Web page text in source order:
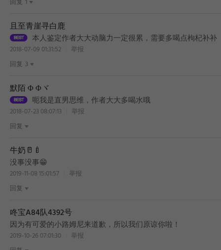
BEST
回复 1
且至青崖寻白鹿
本人鉴定作者大大动脑力一定很累，需要多喝点枸杞补补
2018-07-09 01:31:52
举报
回复 3
默陌 Φ Φヾ
呃我是直男思维，作者大大多喝水哦
2018-07-23 08:07:13
举报
回复
牛奶🥛🍼
没事没事😁
2019-11-08 15:01:57
举报
回复
咚宝A84队4392号
因为有可爱的小路姆尼来道歉，所以我们原谅你啦！
2019-10-26 07:01:30
举报